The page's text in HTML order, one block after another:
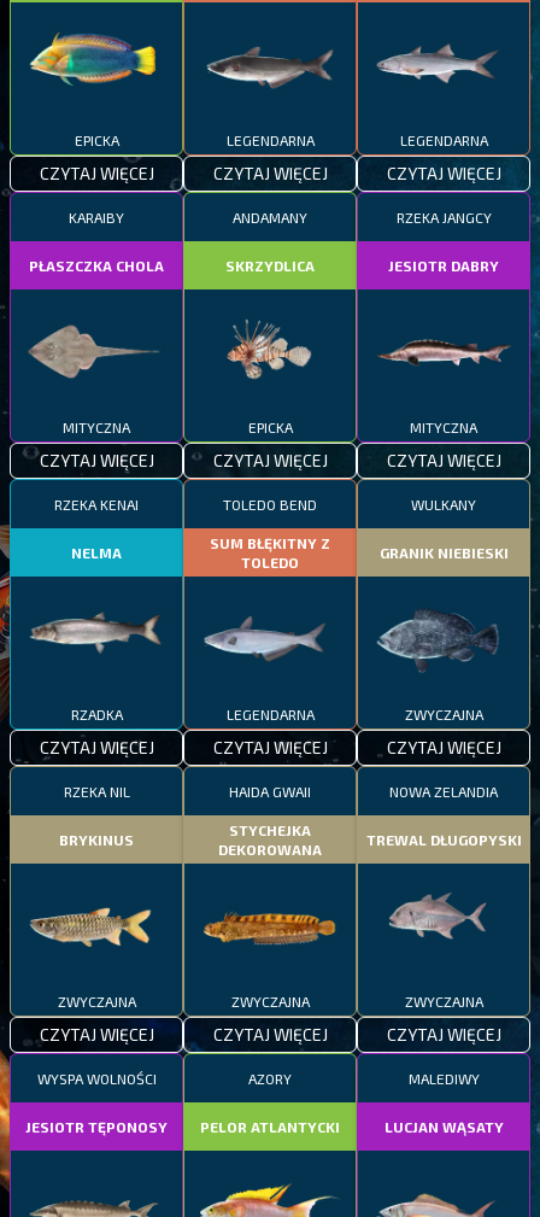
EPICKA
CZYTAJ WIĘCEJ
LEGENDARNA
CZYTAJ WIĘCEJ
LEGENDARNA
CZYTAJ WIĘCEJ
KARAIBY
PŁASZCZKA CHOLA
MITYCZNA
CZYTAJ WIĘCEJ
ANDAMANY
SKRZYDLICA
EPICKA
CZYTAJ WIĘCEJ
RZEKA JANGCY
JESIOTR DABRY
MITYCZNA
CZYTAJ WIĘCEJ
RZEKA KENAI
NELMA
RZADKA
CZYTAJ WIĘCEJ
TOLEDO BEND
SUM BŁĘKITNY Z
TOLEDO
LEGENDARNA
CZYTAJ WIĘCEJ
WULKANY
GRANIK NIEBIESKI
ZWYCZAJNA
CZYTAJ WIĘCEJ
RZEKA NIL
BRYKINUS
ZWYCZAJNA
CZYTAJ WIĘCEJ
HAIDA GWAII
STYCHEJKA
DEKOROWANA
ZWYCZAJNA
CZYTAJ WIĘCEJ
NOWA ZELANDIA
TREWAL DŁUGOPYSKI
ZWYCZAJNA
CZYTAJ WIĘCEJ
WYSPA WOLNOŚCI
JESIOTR TĘPONOSY
AZORY
PELOR ATLANTYCKI
MALEDIWY
LUCJAN WĄSATY